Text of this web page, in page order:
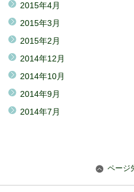
2015年4月
2015年3月
2015年2月
2014年12月
2014年10月
2014年9月
2014年7月
ページ